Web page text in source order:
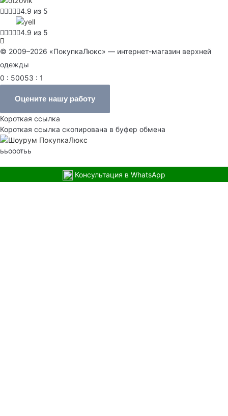
4.9 из 5
4.9 из 5
© 2009–2026 «ПокупкаЛюкс» — интернет-магазин верхней
одежды
0 : 50053 : 1
Оцените нашу работу
Короткая ссылка
Короткая ссылка скопирована в буфер обмена
ььооотьь
Консультация в WhatsApp